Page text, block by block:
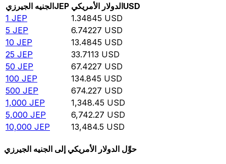
الجنيه الجيرزيJEP الدولار الأمريكيUSD
1 JEP 1.34845 USD
5 JEP 6.74227 USD
10 JEP 13.4845 USD
25 JEP 33.7113 USD
50 JEP 67.4227 USD
100 JEP 134.845 USD
500 JEP 674.227 USD
1,000 JEP 1,348.45 USD
5,000 JEP 6,742.27 USD
10,000 JEP 13,484.5 USD
حوِّل الدولار الأمريكي إلى الجنيه الجيرزي